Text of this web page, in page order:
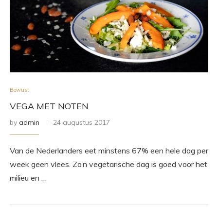
Bewust
VEGA MET NOTEN
by admin 24 augustus 2017
Van de Nederlanders eet minstens 67% een hele dag per
week geen vlees. Zo’n vegetarische dag is goed voor het
milieu en …